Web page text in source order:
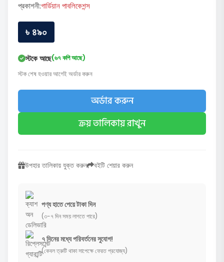
প্রকাশনী:গার্ডিয়ান পাবলিকেশন্স
৳ ৪৯০
স্টকে আছে(৬৭ কপি আছে)
স্টক শেষ হওয়ার আগেই অর্ডার করুন
অর্ডার করুন
ক্রয় তালিকায় রাখুন
উপহার তালিকায় যুক্ত করুন বইটি শেয়ার করুন
পণ্য হাতে পেয়ে টাকা দিন
(৩-৭ দিন সময় লাগতে পারে)
৭ দিনের মধ্যে পরিবর্তনের সুযোগ!
(কেবল ত্রুটি থাকা সাপেক্ষে ফেরত প্রযোজ্য)